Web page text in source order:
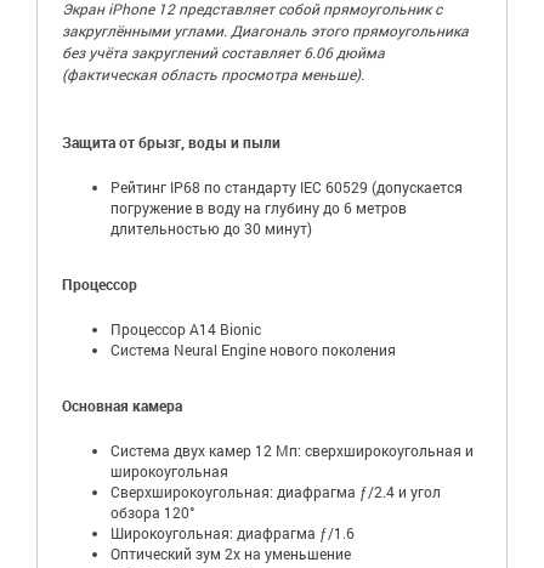
Экран iPhone 12 представляет собой прямоугольник с
закруглёнными углами. Диагональ этого прямоугольника
без учёта закруглений составляет 6.06 дюйма
(фактическая область просмотра меньше).
Защита от брызг, воды и пыли
Рейтинг IP68 по стандарту IEC 60529 (допускается
погружение в воду на глубину до 6 метров
длительностью до 30 минут)
Процессор
Процессор A14 Bionic
Система Neural Engine нового поколения
Основная камера
Система двух камер 12 Мп: сверхширокоугольная и
широкоугольная
Сверхширокоугольная: диафрагма ƒ/2.4 и угол
обзора 120°
Широкоугольная: диафрагма ƒ/1.6
Оптический зум 2x на уменьшение